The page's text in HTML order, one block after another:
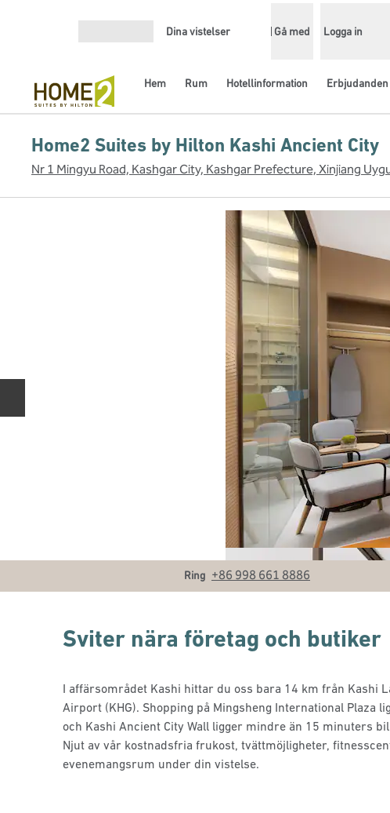
Dina vistelser Gå med Logga in
Hem Rum Hotellinformation Erbjudanden
Home2 Suites by Hilton Kashi Ancient City
Nr 1 Mingyu Road, Kashgar City, Kashgar Prefecture, Xinjiang
Ring
Samtal+86 998 661 8886
Sviter nära företag och butiker
I affärsområdet Kashi hittar du oss bara 14 km från Kashi
Airport (KHG). Shopping på Mingsheng International Plaza
och Kashi Ancient City Wall ligger mindre än 15 minuters
Njut av vår kostnadsfria frukost, tvättmöjligheter,
evenemangsrum under din vistelse.